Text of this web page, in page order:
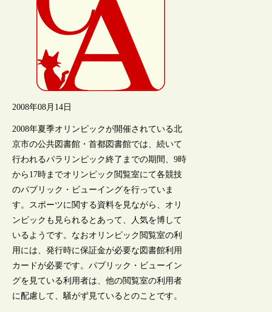
2008年08月14日
2008年夏季オリンピックが開催されている北
京市の公共図書館・首都図書館では、続いて
行われるパラリンピック終了までの期間、9時
から17時までオリンピック閲覧室にて各競技
のパブリック・ビューイングを行っていま
す。スポーツに関する資料を見ながら、オリ
ンピックも見られるとあって、人気を博して
いるようです。なおオリンピック閲覧室の利
用には、発行時に保証金が必要な図書館利用
カードが必要です。パブリック・ビューイン
グを見ている利用者は、他の閲覧室の利用者
に配慮して、騒がず見ているとのことです。